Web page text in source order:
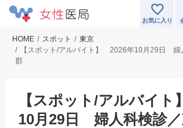
お気に入り
HOME スポット
東京
【スポット/アルバイト】 2026年10月29日 婦
郡
【スポット/アルバイ
10月29日 婦人科検診